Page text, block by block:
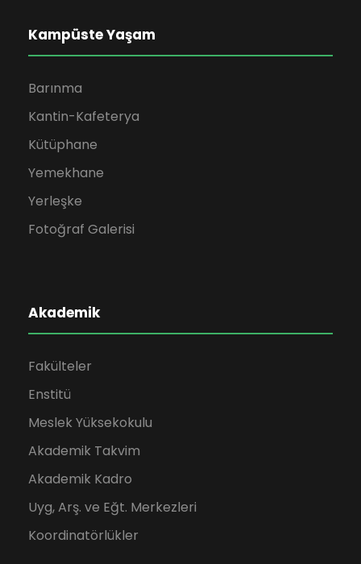
Kampüste Yaşam
Barınma
Kantin-Kafeterya
Kütüphane
Yemekhane
Yerleşke
Fotoğraf Galerisi
Akademik
Fakülteler
Enstitü
Meslek Yüksekokulu
Akademik Takvim
Akademik Kadro
Uyg, Arş. ve Eğt. Merkezleri
Koordinatörlükler